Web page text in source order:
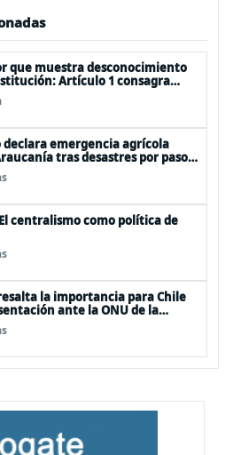
que muestra desconocimiento
Artículo 1 consagra
la seguridad nacional y
los ciudadanos
declara emergencia agrícola
tras desastres por pasos
frontales
centralismo como política de
la importancia para Chile
ante la ONU de la
Continental Extendida del
Juan Fernández